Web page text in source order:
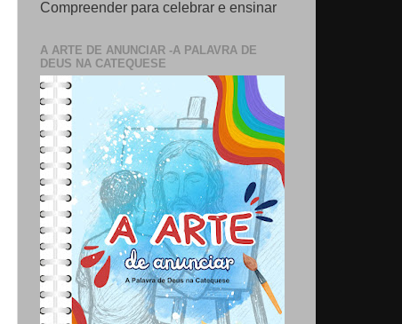
Compreender para celebrar e ensinar
A ARTE DE ANUNCIAR -A PALAVRA DE
DEUS NA CATEQUESE